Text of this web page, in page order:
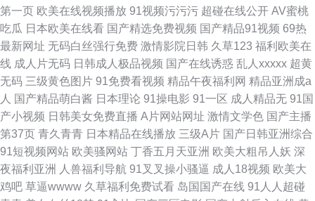
第一页 欧美在线视频播放 91视频污污污 超碰在线公开 AV蜜桃
吃瓜 日本欧美在线看 国产精选免费视频 国产精品91视频 69热
最新网址 无码白丝强行免费 激情影院日韩 久草123 福利欧美在
线 成人片无码 日韩成人极品视频 国产在线诱惑 乱人xxxxx 超黄
无码 三级黄色图片 91免费看视频 精品午夜福利网 精品亚洲成a
人 国产精品萌白酱 日本理论 91操电影 91一区 成人精品无 91国
产小视频 日韩美女免费直播 A片网站网址 激情文学色 国产主播
第37页 青久青青 日本精品在线播放 三级A片 国产日韩亚洲综合
91短视频网站 欧美骚网站 丁香五月天亚洲 欧美大粗吊人妖 深
夜福利亚洲
人兽福利导航 91叉叉操小骚逼 成人18视频 欧美大
鸡吧 草逼wwww 久草福利免费试看 岛国国产在线 91人人超碰